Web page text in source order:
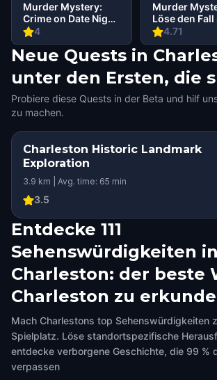
4
Murder Mystery:
Crime on Date Night
in French Quarter,
Charleston
4.71
Murder
Löse den Fall
Charleston
Neue Quests in
unter den Ersten, die
Probiere diese Quests in der Beta und hilf
zu machen.
Charleston Historic Landmark
Exploration
3.9 km | Avg. time: 65 min
3.5
Entdecke 111
Sehenswürdigkeiten in
Charleston: der beste
Charleston zu
Mach Charlestons top Sehenswürdigkeiten
Spielplatz. Löse standortspezifische
entdecke verborgene Geschichte, die 99 %
verpassen